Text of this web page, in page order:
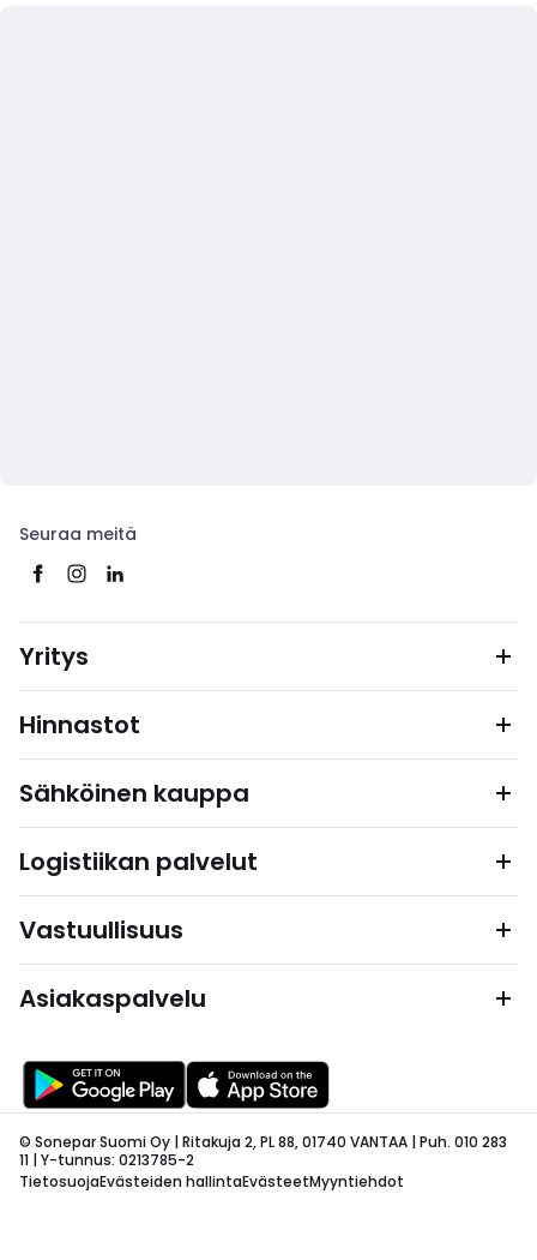
Seuraa meitä
Yritys
Hinnastot
Sähköinen kauppa
Logistiikan palvelut
Vastuullisuus
Asiakaspalvelu
© Sonepar Suomi Oy | Ritakuja 2, PL 88, 01740 VANTAA | Puh. 010 283
11 | Y-tunnus: 0213785-2
TietosuojaEvästeiden hallintaEvästeetMyyntiehdot